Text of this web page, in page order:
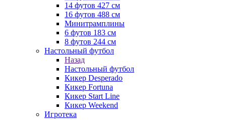
14 футов 427 см
16 футов 488 см
Минитрамплины
6 футов 183 см
8 футов 244 см
Настольный футбол
Назад
Настольный футбол
Кикер Desperado
Кикер Fortuna
Кикер Start Line
Кикер Weekend
Игротека